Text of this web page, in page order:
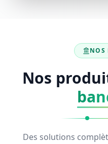
NOS
Nos
Des solutions